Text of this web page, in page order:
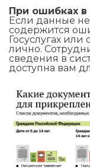
При ошибках
Если данные
содержится
Госуслугах
лично.
сведения в
доступна вам